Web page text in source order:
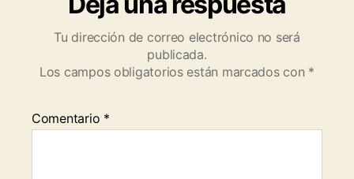
Tu dirección de correo electrónico no será
publicada.
Los campos obligatorios están marcados con *
Comentario *